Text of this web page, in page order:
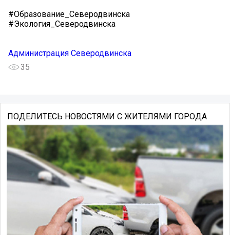
#Образование_Северодвинска
#Экология_Северодвинска
Администрация Северодвинска
35
ПОДЕЛИТЕСЬ НОВОСТЯМИ С ЖИТЕЛЯМИ ГОРОДА